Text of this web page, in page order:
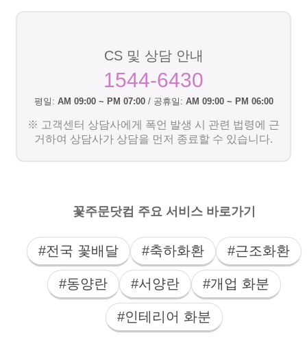
CS 및 상담 안내
1544-6430
평일: AM 09:00 ~ PM 07:00 / 공휴일: AM 09:00 ~ PM 06:00
※ 고객센터 상담사에게 폭언 발생 시 관련 법령에 근
거하여 상담사가 상담을 먼저 종료할 수 있습니다.
꽃주문닷컴 주요 서비스 바로가기
#전국 꽃배달 #축하화환 #근조화환
#동양란 #서양란 #개업 화분
#인테리어 화분